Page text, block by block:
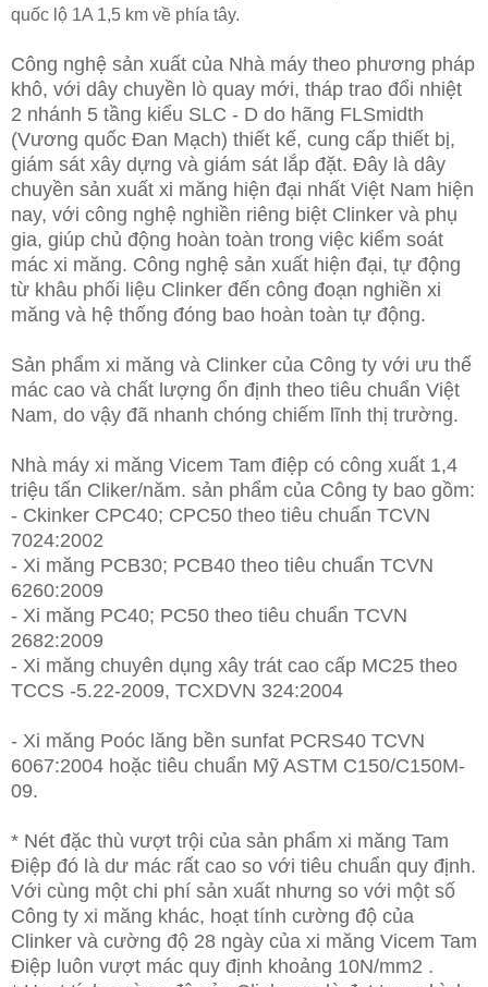
quốc lộ 1A 1,5 km về phía tây.
Công nghệ sản xuất của Nhà máy theo phương pháp
khô, với dây chuyền lò quay mới, tháp trao đổi nhiệt
2 nhánh 5 tầng kiểu SLC - D do hãng FLSmidth
(Vương quốc Đan Mạch) thiết kế, cung cấp thiết bị,
giám sát xây dựng và giám sát lắp đặt. Đây là dây
chuyền sản xuất xi măng hiện đại nhất Việt Nam hiện
nay, với công nghệ nghiền riêng biệt Clinker và phụ
gia, giúp chủ động hoàn toàn trong việc kiểm soát
mác xi măng. Công nghệ sản xuất hiện đại, tự động
từ khâu phối liệu Clinker đến công đoạn nghiền xi
măng và hệ thống đóng bao hoàn toàn tự động.
Sản phẩm xi măng và Clinker của Công ty với ưu thế
mác cao và chất lượng ổn định theo tiêu chuẩn Việt
Nam, do vậy đã nhanh chóng chiếm lĩnh thị trường.
Nhà máy xi măng Vicem Tam điệp có công xuất 1,4
triệu tấn Cliker/năm. sản phẩm của Công ty bao gồm:
- Ckinker CPC40; CPC50 theo tiêu chuẩn TCVN
7024:2002
- Xi măng PCB30; PCB40 theo tiêu chuẩn TCVN
6260:2009
- Xi măng PC40; PC50 theo tiêu chuẩn TCVN
2682:2009
- Xi măng chuyên dụng xây trát cao cấp MC25 theo
TCCS -5.22-2009, TCXDVN 324:2004
- Xi măng Poóc lăng bền sunfat PCRS40 TCVN
6067:2004 hoặc tiêu chuẩn Mỹ ASTM C150/C150M-
09.
* Nét đặc thù vượt trội của sản phẩm xi măng Tam
Điệp đó là dư mác rất cao so với tiêu chuẩn quy định.
Với cùng một chi phí sản xuất nhưng so với một số
Công ty xi măng khác, hoạt tính cường độ của
Clinker và cường độ 28 ngày của xi măng Vicem Tam
Điệp luôn vượt mác quy định khoảng 10N/mm2 .